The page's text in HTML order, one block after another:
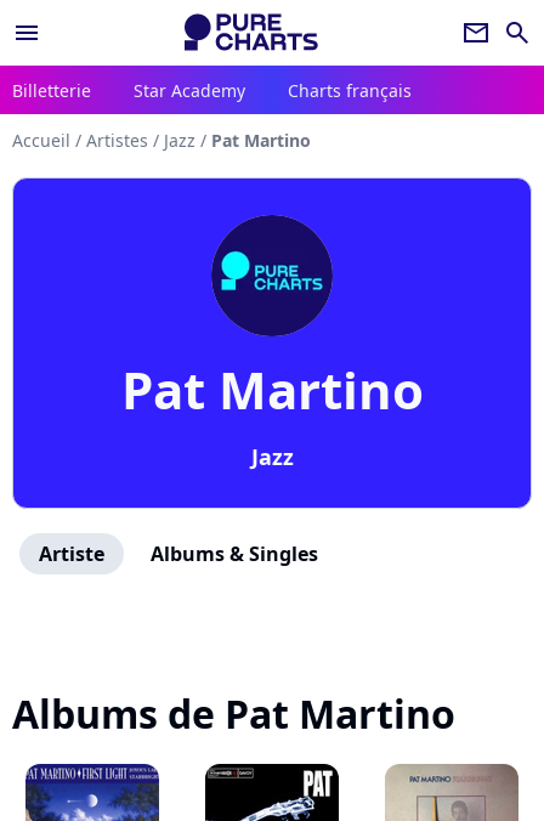
menu newsletter search
Billetterie Star Academy Charts français
Accueil / Artistes / Jazz / Pat Martino
Pat Martino
Jazz
Artiste Albums & Singles
Albums de Pat Martino